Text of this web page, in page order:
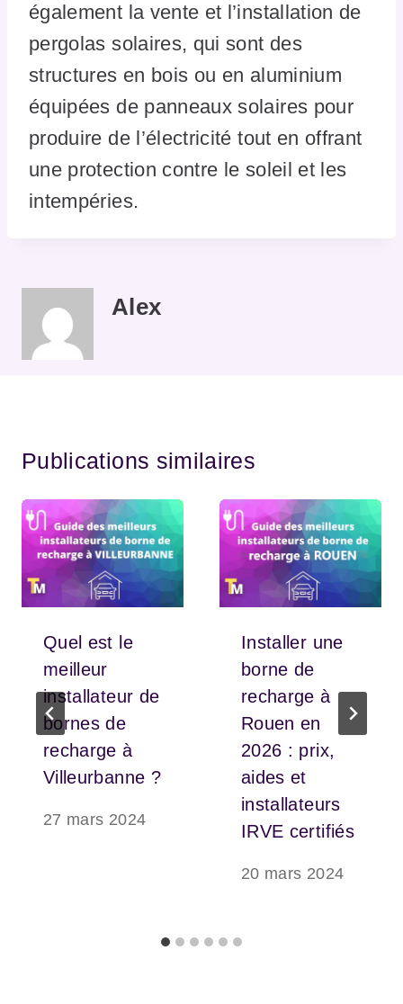
également la vente et l’installation de
pergolas solaires, qui sont des
structures en bois ou en aluminium
équipées de panneaux solaires pour
produire de l’électricité tout en offrant
une protection contre le soleil et les
intempéries.
Alex
Publications similaires
Quel est le
meilleur
installateur de
bornes de
recharge à
Villeurbanne ?
27 mars 2024
Installer une
borne de
recharge à
Rouen en
2026 : prix,
aides et
installateurs
IRVE certifiés
20 mars 2024